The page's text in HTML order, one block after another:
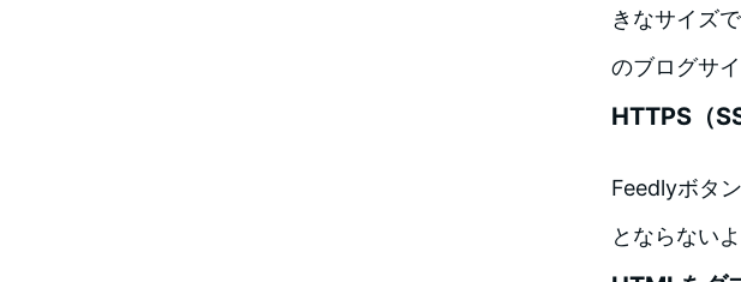
きなサイズ
のブログサ
HTTPS（
Feedlyボタ
とならない